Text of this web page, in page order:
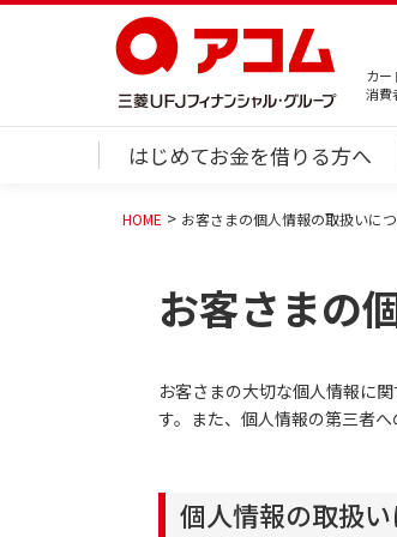
カー
消費
はじめてお金を借りる方へ
HOME お客さまの個人情報の取扱いに
お客さまの
お客さまの大切な個人情報に
す。また、個人情報の第三者
個人情報の取扱